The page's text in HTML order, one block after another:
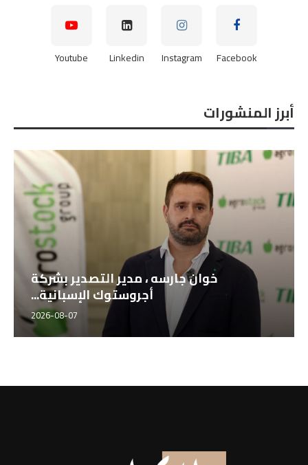
Facebook
Instagram
Linkedin
Youtube
أبرز المنشورات
خوان جارسه ، مدير التصدير بشركة
أجروستوك الإسبانية...
2026-08-07